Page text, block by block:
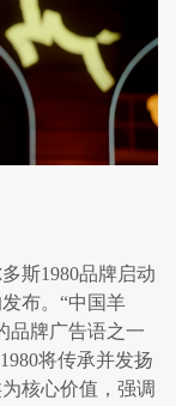
斯1980品牌启动
布。“中国羊
品牌广告语之一
将传承并发扬
核心价值，强调